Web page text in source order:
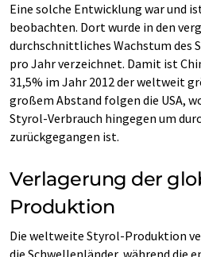
Eine solche Entwicklung war und
beobachten. Dort wurde in den
durchschnittliches Wachstum des
pro Jahr verzeichnet. Damit ist
31,5% im Jahr 2012 der weltweit
großem Abstand folgen die USA,
Styrol-Verbrauch hingegen um
zurückgegangen ist.
Verlagerung der
Produktion
Die weltweite Styrol-Produktion
die Schwellenländer, während die